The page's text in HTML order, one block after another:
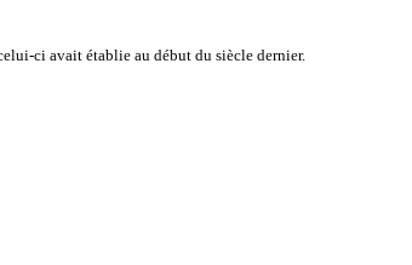
ci avait établie au début du siècle dernier.